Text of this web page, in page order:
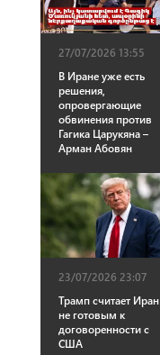
27/07/2026 13:55
В Иране уже есть
решения,
опровергающие
обвинения против
Гагика Царукяна –
Арман Абовян
23/07/2026 23:07
Трамп считает Иран
не готовым к
договоренности с
США